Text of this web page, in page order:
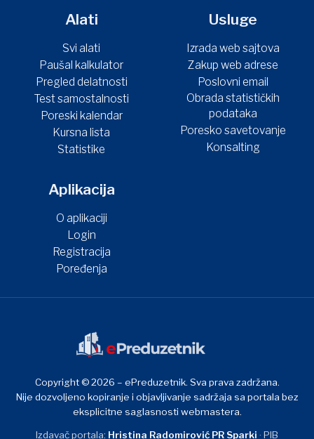
Alati
Svi alati
Paušal kalkulator
Pregled delatnosti
Test samostalnosti
Poreski kalendar
Kursna lista
Statistike
Usluge
Izrada web sajtova
Zakup web adrese
Poslovni email
Obrada statističkih
podataka
Poresko savetovanje
Konsalting
Aplikacija
O aplikaciji
Login
Registracija
Poređenja
Copyright © 2026 – ePreduzetnik. Sva prava zadržana.
Nije dozvoljeno kopiranje i objavljivanje sadržaja sa portala bez
eksplicitne saglasnosti webmastera.
Izdavač portala: Hristina Radomirović PR Sparki · PIB